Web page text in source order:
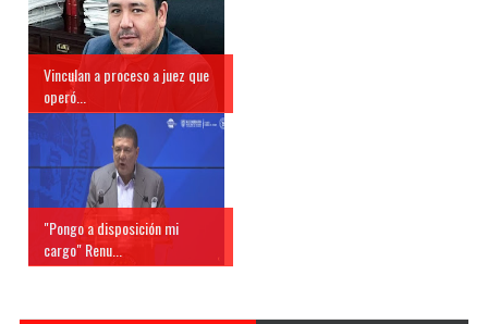
Vinculan a proceso a juez que
operó...
"Pongo a disposición mi
cargo" Renu...